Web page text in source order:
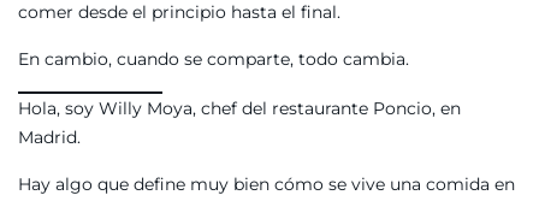
comer desde el principio hasta el final.
En cambio, cuando se comparte, todo cambia.
Hola, soy Willy Moya, chef del restaurante Poncio, en
Madrid.
Hay algo que define muy bien cómo se vive una comida en